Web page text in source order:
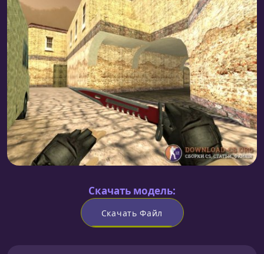
Скачать модель:
Скачать Файл